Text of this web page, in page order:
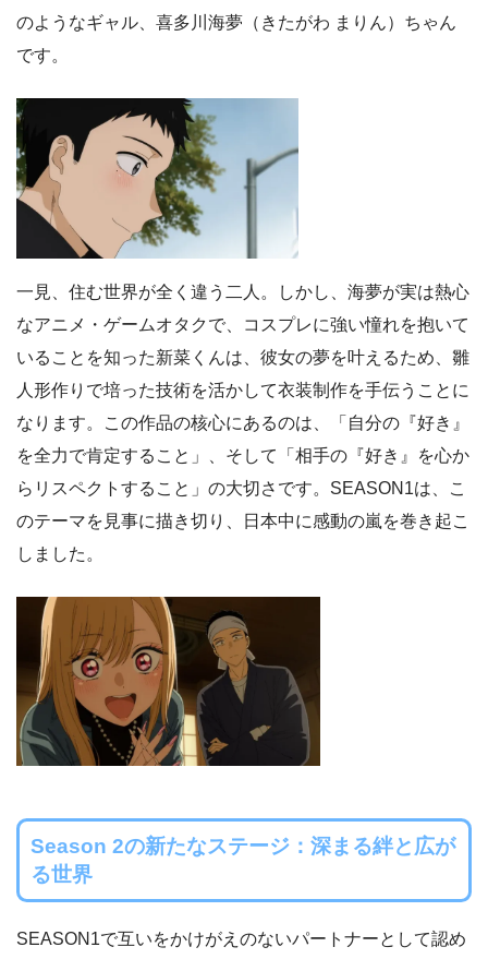
のようなギャル、喜多川海夢（きたがわ まりん）ちゃん
です。
一見、住む世界が全く違う二人。しかし、海夢が実は熱心
なアニメ・ゲームオタクで、コスプレに強い憧れを抱いて
いることを知った新菜くんは、彼女の夢を叶えるため、雛
人形作りで培った技術を活かして衣装制作を手伝うことに
なります。この作品の核心にあるのは、「自分の『好き』
を全力で肯定すること」、そして「相手の『好き』を心か
らリスペクトすること」の大切さです。SEASON1は、こ
のテーマを見事に描き切り、日本中に感動の嵐を巻き起こ
しました。
Season 2の新たなステージ：深まる絆と広が
る世界
SEASON1で互いをかけがえのないパートナーとして認め